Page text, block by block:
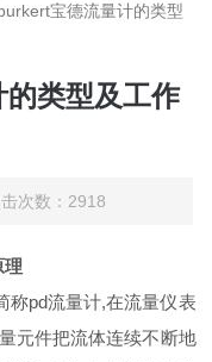
宝德流量计的类型
类型及工作
次数：2918
理
称pd流量计,在流量仪表
元件把流体连续不断地